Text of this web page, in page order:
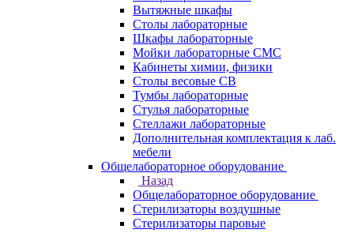
Вытяжные шкафы
Столы лабораторные
Шкафы лабораторные
Мойки лабораторные СМС
Кабинеты химии, физики
Столы весовые СВ
Тумбы лабораторные
Стулья лабораторные
Стеллажи лабораторные
Дополнительная комплектация к лаб.
мебели
Общелабораторное оборудование
Назад
Общелабораторное оборудование
Стерилизаторы воздушные
Стерилизаторы паровые